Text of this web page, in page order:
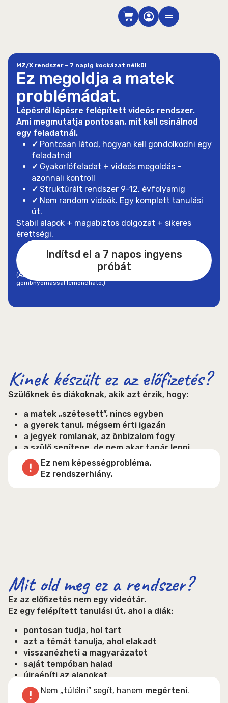
Cart
MZ/X rendszer – 7 napig kockázat nélkül
Ez megoldja a matek
problémádat.
Lépésről lépésre felépített videós rendszer.
Ami megmutatja pontosan, mit kell csinálnod
egy feladatnál.
✓ Pontosan látod, hogyan kell gondolkodni egy
feladatnál
✓ Gyakorlófeladat + videós megoldás –
azonnali kontroll
✓ Struktúrált rendszer 9-12. évfolyamig
✓ Nem random videók. Egy komplett tanulási
út.
Stabil alapok + magabiztos dolgozat + sikeres
érettségi.
Indítsd el a 7 napos ingyens
próbát
(Az ingyenes próbához kártyaadat szükséges, de bármikor egy
gombnyomással lemondható.)
Kinek készült ez az előfizetés?
Szülőknek és diákoknak, akik azt érzik, hogy:
a matek „szétesett”, nincs egyben
a gyerek tanul, mégsem érti igazán
a jegyek romlanak, az önbizalom fogy
a szülő segítene, de nem akar tanár lenni
Ez nem képességprobléma.
Ez rendszerhiány.
Mit old meg ez a rendszer?
Ez az előfizetés nem egy videótár.
Ez egy felépített tanulási út, ahol a diák:
pontosan tudja, hol tart
azt a témát tanulja, ahol elakadt
visszanézheti a magyarázatot
saját tempóban halad
újraépíti az alapokat
Nem „túlélni” segít, hanem megérteni.